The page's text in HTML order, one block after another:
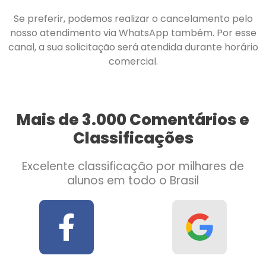
Se preferir, podemos realizar o cancelamento pelo
nosso atendimento via WhatsApp também. Por esse
canal, a sua solicitação será atendida durante horário
comercial.
Mais de 3.000 Comentários e
Classificações
Excelente classificação por milhares de
alunos em todo o Brasil